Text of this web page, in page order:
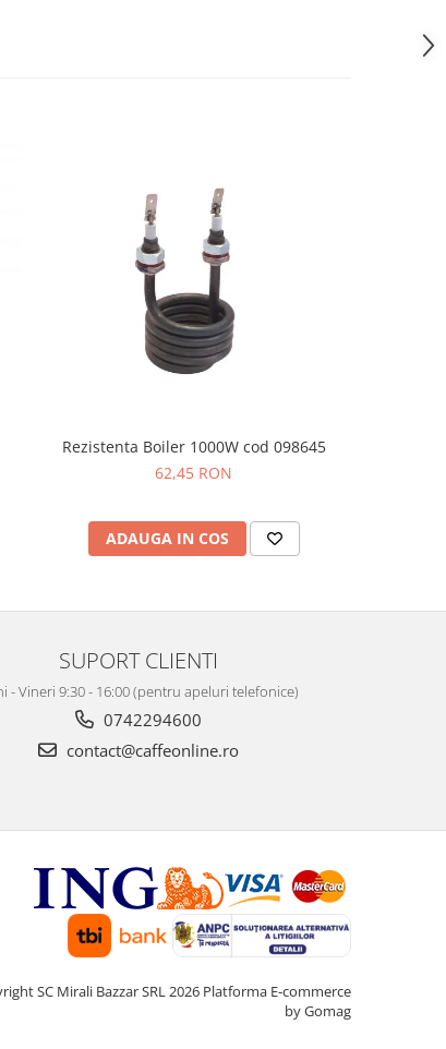
Rezistenta Boiler 1000W cod 098645
62,45 RON
ADAUGA IN COS
SUPORT CLIENTI
- Vineri 9:30 - 16:00 (pentru apeluri telefonice)
0742294600
contact@caffeonline.ro
SC Mirali Bazzar SRL 2026 Platforma E-commerce
by Gomag